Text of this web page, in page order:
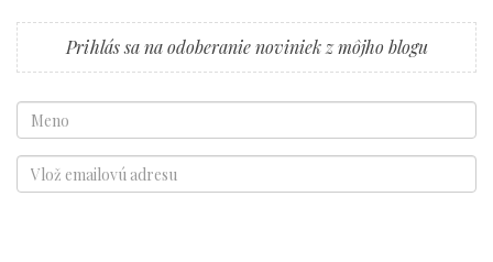
Prihlás sa na odoberanie noviniek z môjho blogu